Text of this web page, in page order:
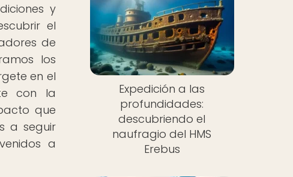
y
el
de
los
en el
con la
que
a seguir
a
Expedición a las
profundidades:
descubriendo el
naufragio del HMS
Erebus